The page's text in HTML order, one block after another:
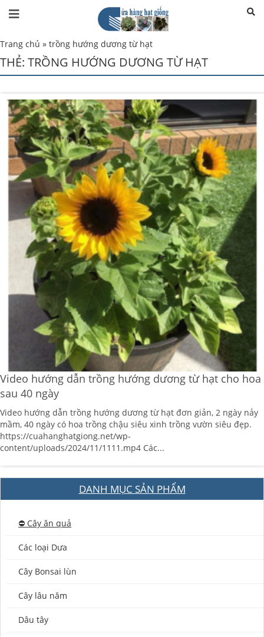
Trang chủ » trồng hướng dương từ hạt
THẺ: TRỒNG HƯỚNG DƯƠNG TỪ HẠT
Video hướng dẫn trồng hướng dương từ hạt cho hoa
sau 40 ngày
Video hướng dẫn trồng hướng dương từ hạt đơn giản, 2 ngày nảy
mầm, 40 ngày có hoa trồng chậu siêu xinh trồng vườn siêu đẹp.
https://cuahanghatgiong.net/wp-
content/uploads/2024/11/1111.mp4 Các...
DANH MỤC SẢN PHẨM
⛔️ Cây ăn quả
Các loại Dưa
Cây Bonsai lùn
Cây lâu năm
Dâu tây